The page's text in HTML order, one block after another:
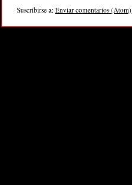
Suscribirse a: Enviar comentarios (Atom)